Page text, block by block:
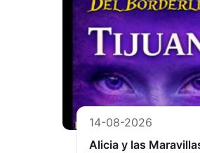
14-08-2026
Alicia y las